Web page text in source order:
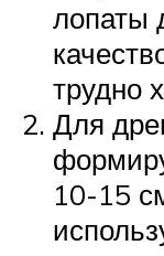
лопаты
трудно
Для
10-15